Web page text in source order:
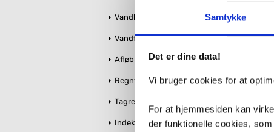
Samtykke
Det er dine data!
Vi bruger cookies for at
For at hjemmesiden kan
der funktionelle cookies,
Vandbehandling
Vandforsyning
Afløb og kloak
Regnvandshåndtering
Tagrender
Indeklima